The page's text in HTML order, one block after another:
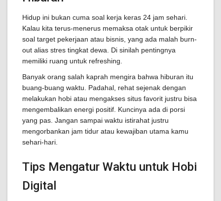
Hidup ini bukan cuma soal kerja keras 24 jam sehari.
Kalau kita terus-menerus memaksa otak untuk berpikir
soal target pekerjaan atau bisnis, yang ada malah burn-
out alias stres tingkat dewa. Di sinilah pentingnya
memiliki ruang untuk refreshing.
Banyak orang salah kaprah mengira bahwa hiburan itu
buang-buang waktu. Padahal, rehat sejenak dengan
melakukan hobi atau mengakses situs favorit justru bisa
mengembalikan energi positif. Kuncinya ada di porsi
yang pas. Jangan sampai waktu istirahat justru
mengorbankan jam tidur atau kewajiban utama kamu
sehari-hari.
Tips Mengatur Waktu untuk Hobi
Digital